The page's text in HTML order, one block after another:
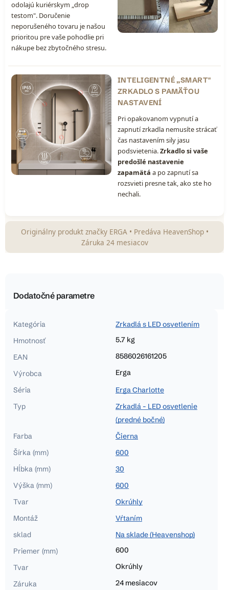
odolajú kuriérskym „drop
testom". Doručenie
neporušeného tovaru je našou
prioritou pre vaše pohodlie pri
nákupe bez zbytočného stresu.
INTELIGENTNÉ „SMART"
ZRKADLO S PAMÄŤOU
NASTAVENÍ
Pri opakovanom vypnutí a
zapnutí zrkadla nemusíte strácať
čas nastavením sily jasu
podsvietenia.Zrkadlo si vaše
predošlé nastavenie
zapamätá a po zapnutí sa
rozsvieti presne tak, ako ste ho
nechali.
Originálny produkt značky ERGA • Predáva HeavenShop •
Záruka 24 mesiacov
Dodatočné parametre
Kategória
Zrkadlá s LED osvetlením
Hmotnosť
5.7 kg
EAN
8586026161205
Výrobca
Erga
Séria
Erga Charlotte
Typ
Zrkadlá - LED osvetlenie
(predné bočné)
Farba
Čierna
Šírka (mm)
600
Hĺbka (mm)
30
Výška (mm)
600
Tvar
Okrúhly
Montáž
Vŕtaním
sklad
Na sklade (Heavenshop)
Priemer (mm)
600
Tvar
Okrúhly
Záruka
24 mesiacov